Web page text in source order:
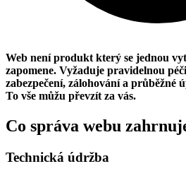
Web není produkt který se jednou
zapomene. Vyžaduje pravidelnou
zabezpečení, zálohování a průběžné
To vše můžu převzít za vás.
Co správa webu
Technická údržba